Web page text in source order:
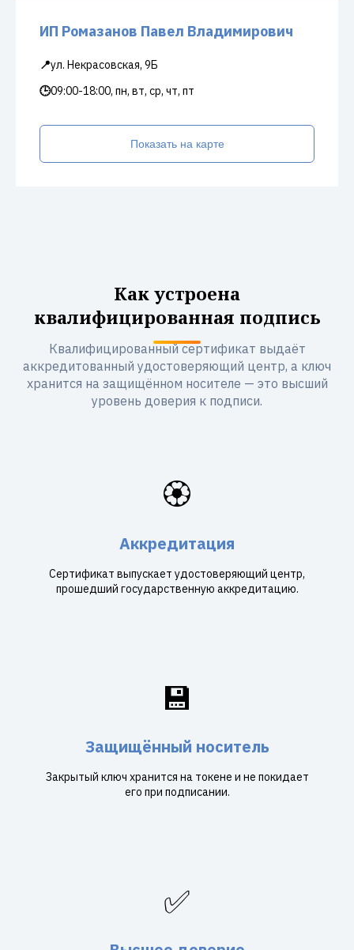
ИП Ромазанов Павел Владимирович
📍ул. Некрасовская, 9Б
🕒09:00-18:00, пн, вт, ср, чт, пт
Показать на карте
Как устроена
квалифицированная подпись
Квалифицированный сертификат выдаёт
аккредитованный удостоверяющий центр, а ключ
хранится на защищённом носителе — это высший
уровень доверия к подписи.
🏵️
Аккредитация
Сертификат выпускает удостоверяющий центр,
прошедший государственную аккредитацию.
💾
Защищённый носитель
Закрытый ключ хранится на токене и не покидает
его при подписании.
✅